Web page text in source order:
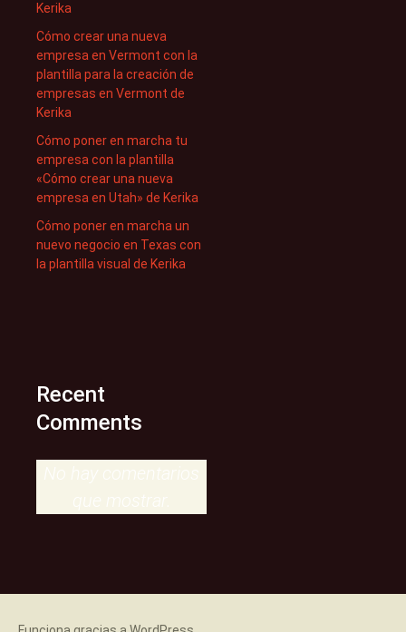
Kerika
Cómo crear una nueva
empresa en Vermont con la
plantilla para la creación de
empresas en Vermont de
Kerika
Cómo poner en marcha tu
empresa con la plantilla
«Cómo crear una nueva
empresa en Utah» de Kerika
Cómo poner en marcha un
nuevo negocio en Texas con
la plantilla visual de Kerika
Recent
Comments
No hay comentarios
que mostrar.